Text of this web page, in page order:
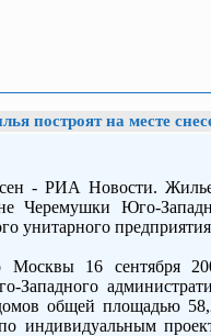
построят на месте
- РИА Новости. Жилье
Черемушки Юго-
унитарного
Москвы 16 сентября
Западного
общей площадью
индивидуальным